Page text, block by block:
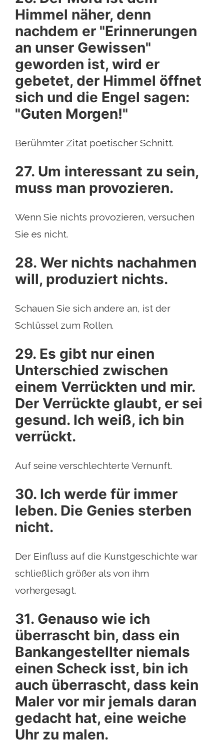
Himmel näher, denn
nachdem er "Erinnerungen
an unser Gewissen"
geworden ist, wird er
gebetet, der Himmel öffnet
sich und die Engel sagen:
"Guten Morgen!"
Berühmter Zitat poetischer Schnitt.
27. Um interessant zu sein,
muss man provozieren.
Wenn Sie nichts provozieren, versuchen
Sie es nicht.
28. Wer nichts nachahmen
will, produziert nichts.
Schauen Sie sich andere an, ist der
Schlüssel zum Rollen.
29. Es gibt nur einen
Unterschied zwischen
einem Verrückten und mir.
Der Verrückte glaubt, er sei
gesund. Ich weiß, ich bin
verrückt.
Auf seine verschlechterte Vernunft.
30. Ich werde für immer
leben. Die Genies sterben
nicht.
Der Einfluss auf die Kunstgeschichte war
schließlich größer als von ihm
vorhergesagt.
31. Genauso wie ich
überrascht bin, dass ein
Bankangestellter niemals
einen Scheck isst, bin ich
auch überrascht, dass kein
Maler vor mir jemals daran
gedacht hat, eine weiche
Uhr zu malen.